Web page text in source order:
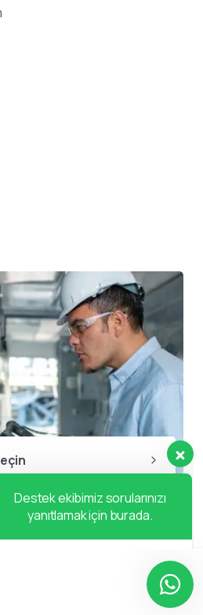
Destek ekibimiz sorularınızı
yanıtlamak için burada.
👋 Merhaba, size nasıl yardımcı
olabiliriz?